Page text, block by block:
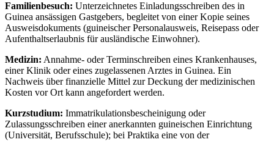
Familienbesuch: Unterzeichnetes Einladungsschreiben des in
Guinea ansässigen Gastgebers, begleitet von einer Kopie seines
Ausweisdokuments (guineischer Personalausweis, Reisepass oder
Aufenthaltserlaubnis für ausländische Einwohner).
Medizin: Annahme- oder Terminschreiben eines Krankenhauses,
einer Klinik oder eines zugelassenen Arztes in Guinea. Ein
Nachweis über finanzielle Mittel zur Deckung der medizinischen
Kosten vor Ort kann angefordert werden.
Kurzstudium: Immatrikulationsbescheinigung oder
Zulassungsschreiben einer anerkannten guineischen Einrichtung
(Universität, Berufsschule); bei Praktika eine von der